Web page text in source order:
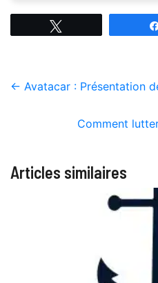
← Avatacar : Présentation
Comment
Articles similaires